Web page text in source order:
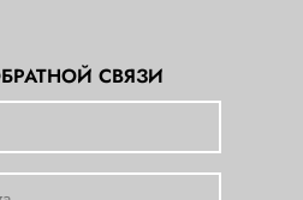
СВЯЗИ